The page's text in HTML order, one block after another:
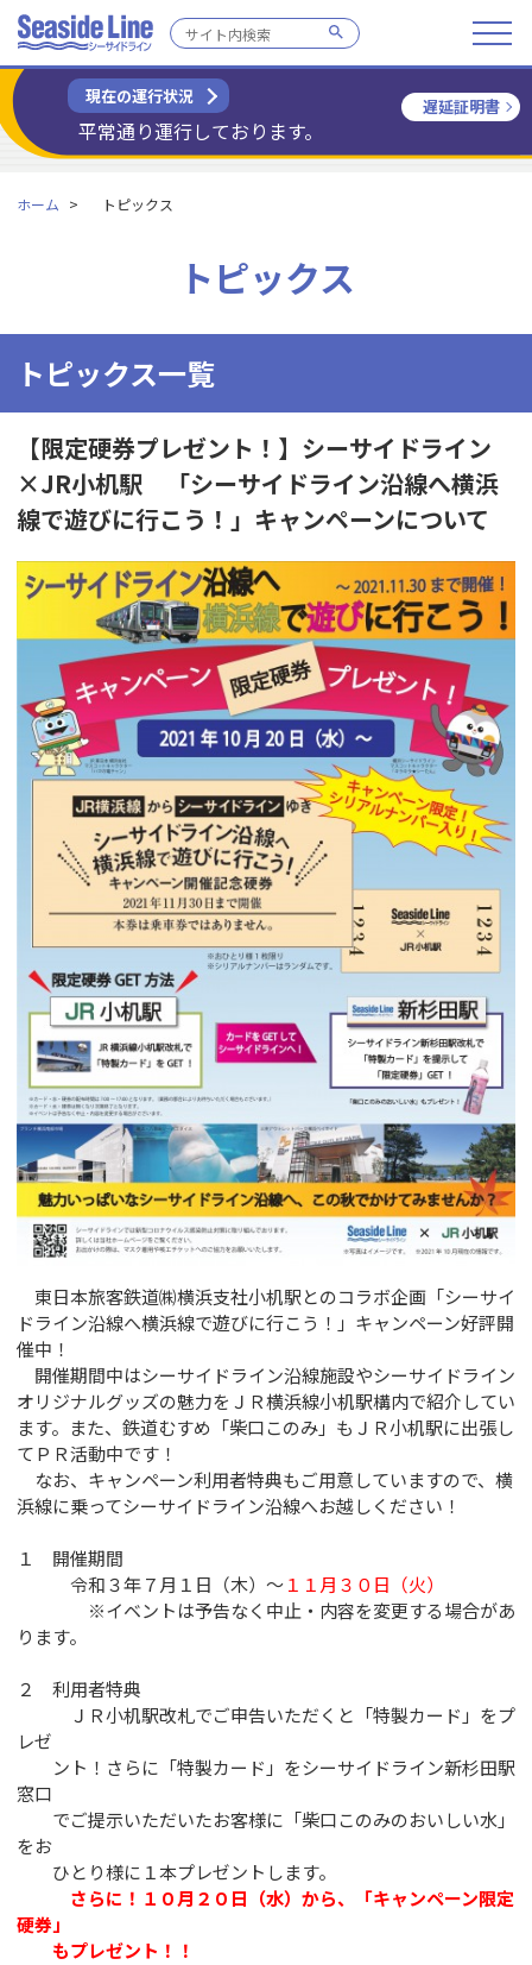
現在の運行状況
平常通り運行しております。
遅延証明書
ホーム トピックス
トピックス
トピックス一覧
【限定硬券プレゼント！】シーサイドライン
×JR小机駅 「シーサイドライン沿線へ横浜
線で遊びに行こう！」キャンペーンについて
東日本旅客鉄道㈱横浜支社小机駅とのコラボ企画「シーサイ
ドライン沿線へ横浜線で遊びに行こう！」キャンペーン好評開
催中！
開催期間中はシーサイドライン沿線施設やシーサイドライン
オリジナルグッズの魅力をＪＲ横浜線小机駅構内で紹介してい
ます。また、鉄道むすめ「柴口このみ」もＪＲ小机駅に出張し
てＰＲ活動中です！
なお、キャンペーン利用者特典もご用意していますので、横
浜線に乗ってシーサイドライン沿線へお越しください！
１ 開催期間
令和３年７月１日（木）～１１月３０日（火）
※イベントは予告なく中止・内容を変更する場合があ
ります。
２ 利用者特典
ＪＲ小机駅改札でご申告いただくと「特製カード」をプ
レゼ
ント！さらに「特製カード」をシーサイドライン新杉田駅
窓口
でご提示いただいたお客様に「柴口このみのおいしい水」
をお
ひとり様に１本プレゼントします。
さらに！１０月２０日（水）から、「キャンペーン限定
硬券」
もプレゼント！！